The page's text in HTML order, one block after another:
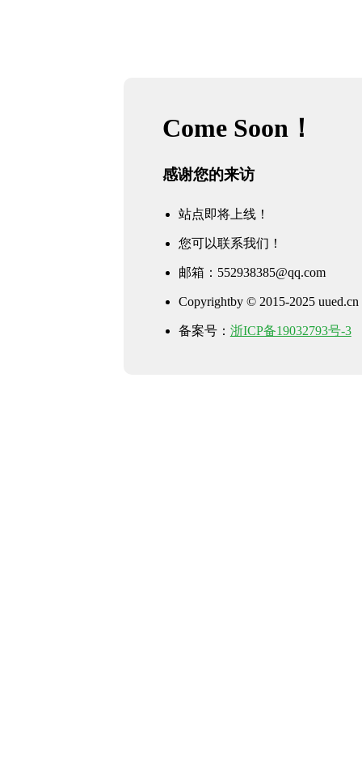
Come Soon！
感谢您的来访
站点即将上线！
您可以联系我们！
邮箱：552938385@qq.com
Copyrightby © 2015-2025
备案号： 浙ICP备19032793号-3